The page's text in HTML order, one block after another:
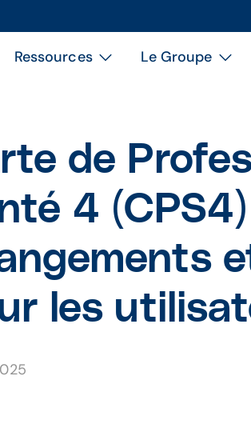
Ressources Le Groupe
de
4
les